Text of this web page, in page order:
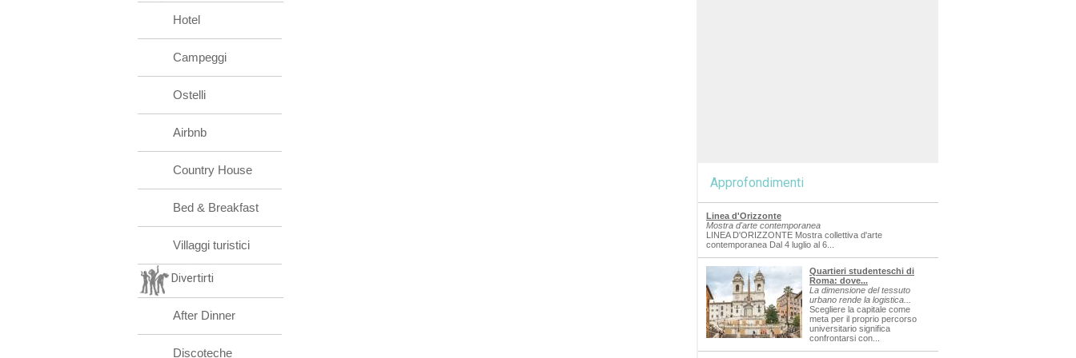
Hotel
Campeggi
Ostelli
Airbnb
Country House
Bed & Breakfast
Villaggi turistici
Divertirti
After Dinner
Discoteche
Approfondimenti
Linea d'Orizzonte
Mostra d'arte contemporanea
LINEA D'ORIZZONTE Mostra collettiva d'arte
contemporanea Dal 4 luglio al 6...
Quartieri studenteschi di
Roma: dove...
La dimensione del tessuto
urbano rende la logistica...
Scegliere la capitale come
meta per il proprio percorso
universitario significa
confrontarsi con...